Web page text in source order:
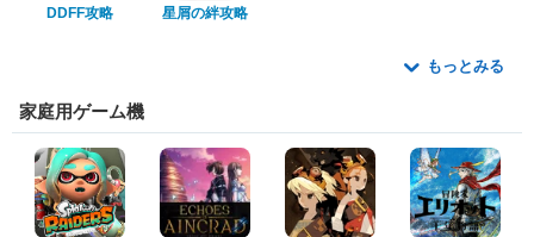
DDFF攻略 星屑の絆攻略
もっとみる
家庭用ゲーム機